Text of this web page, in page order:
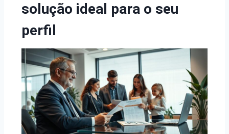
solução ideal para o seu
perfil